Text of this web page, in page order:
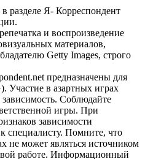
разделе Я- Корреспондент
и воспроизведение
материалов,
Getty Images, строго
предназначены для
Участие в азартных играх
Соблюдайте
игры. При
зависимости
специалисту. Помните, что
не может являться источником
работе. Информационный